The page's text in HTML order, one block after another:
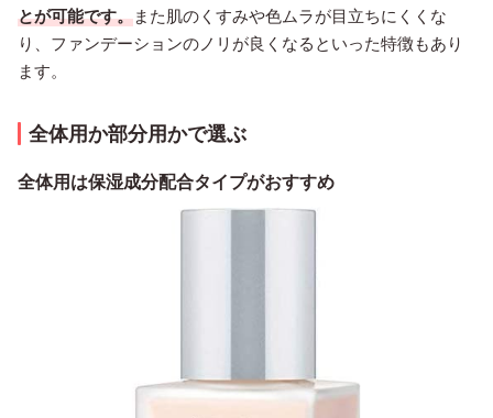
とが可能です。また肌のくすみや色ムラが目立ちにくくな
り、ファンデーションのノリが良くなるといった特徴もあり
ます。
全体用か部分用かで選ぶ
全体用は保湿成分配合タイプがおすすめ